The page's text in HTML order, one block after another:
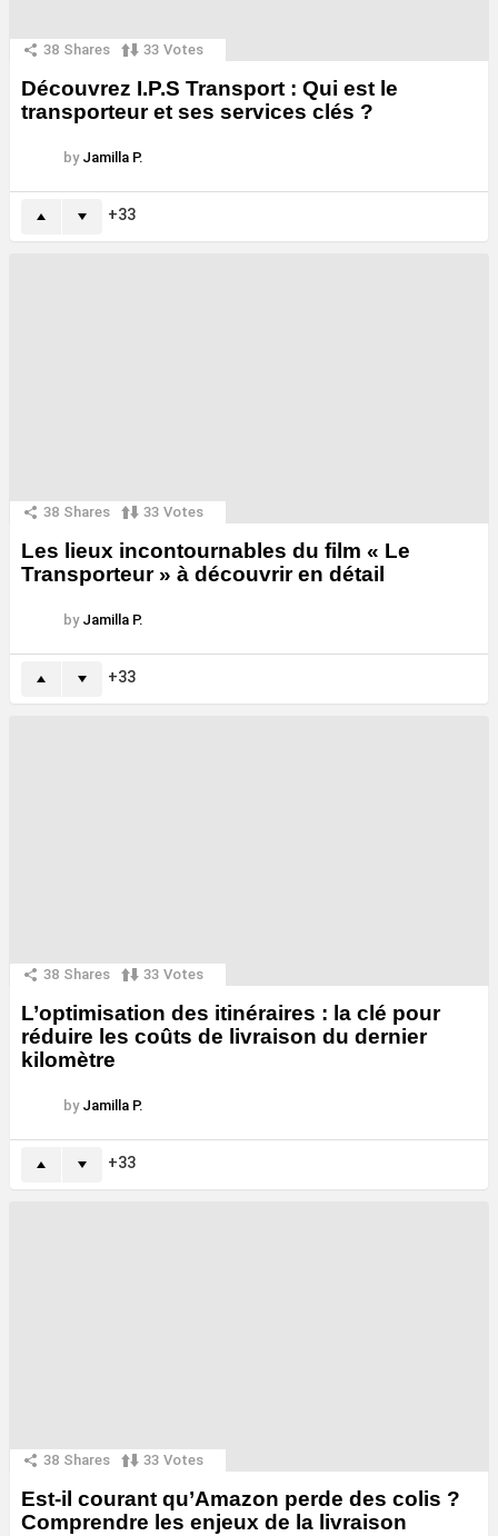
38 Shares 33 Votes
Découvrez I.P.S Transport : Qui est le
transporteur et ses services clés ?
by Jamilla P.
33
38 Shares 33 Votes
Les lieux incontournables du film « Le
Transporteur » à découvrir en détail
by Jamilla P.
33
38 Shares 33 Votes
L’optimisation des itinéraires : la clé pour
réduire les coûts de livraison du dernier
kilomètre
by Jamilla P.
33
38 Shares 33 Votes
Est-il courant qu’Amazon perde des colis ?
Comprendre les enjeux de la livraison